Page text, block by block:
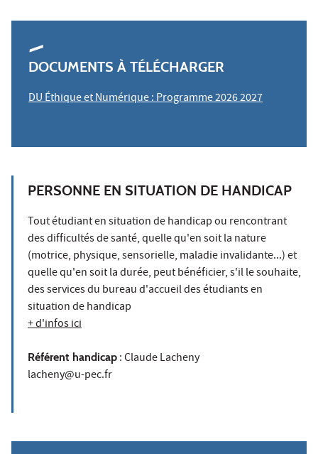
DOCUMENTS À TÉLÉCHARGER
DU Éthique et Numérique :Programme 2026 2027
PERSONNE EN SITUATION DE HANDICAP
Tout étudiant en situation de handicap ou rencontrant
des difficultés de santé, quelle qu'en soit la nature
(motrice, physique, sensorielle, maladie invalidante...) et
quelle qu'en soit la durée, peut bénéficier, s'il le souhaite,
des services du bureau d'accueil des étudiants en
situation de handicap
+ d'infos ici
Référent handicap : Claude Lacheny
lacheny@u-pec.fr